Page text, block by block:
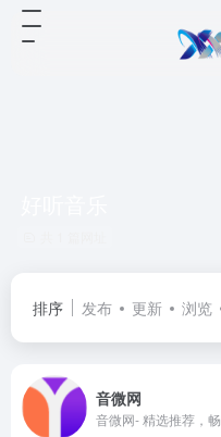
排序 发布 更新 浏览
音微网